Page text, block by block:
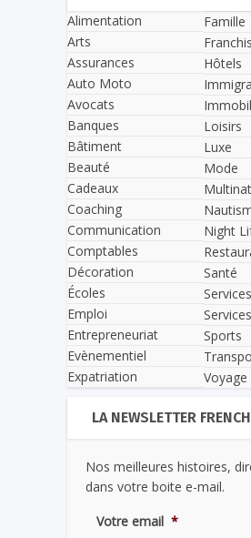
Alimentation
Arts
Assurances
Auto Moto
Avocats
Banques
Bâtiment
Beauté
Cadeaux
Coaching
Communication
Comptables
Décoration
Écoles
Emploi
Entrepreneuriat
Evènementiel
Expatriation
Famille
Hôtels
Loisirs
Luxe
Mode
Night
Santé
Sports
Voyage
LA NEWSLETTER
Nos meilleures histoires,
dans votre boite e-mail.
Votre email *